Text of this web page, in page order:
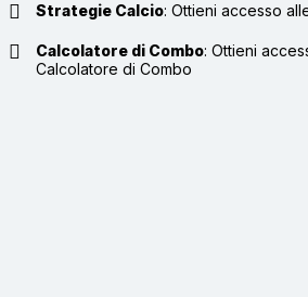
Strategie Calcio: Ottieni accesso
Calcolatore di Combo: Ottieni
Calcolatore di Combo